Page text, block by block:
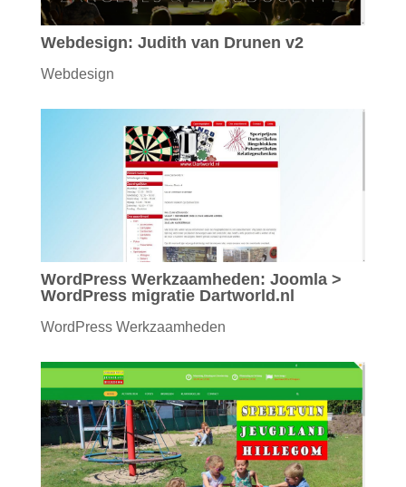
Webdesign: Judith van Drunen v2
Webdesign
WordPress Werkzaamheden: Joomla >
WordPress migratie Dartworld.nl
WordPress Werkzaamheden